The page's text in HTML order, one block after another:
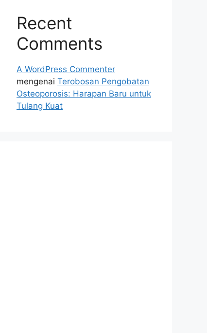
Recent
Comments
A WordPress Commenter
mengenai Terobosan Pengobatan
Osteoporosis: Harapan Baru untuk
Tulang Kuat